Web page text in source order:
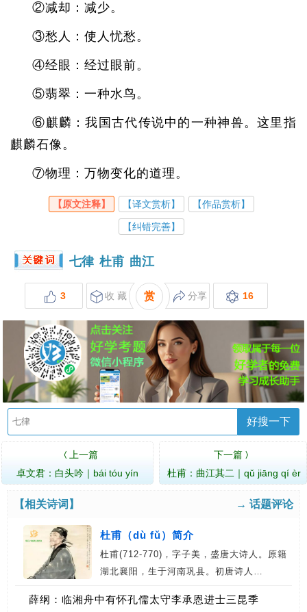
②减却：减少。
③愁人：使人忧愁。
④经眼：经过眼前。
⑤翡翠：一种水鸟。
⑥麒麟：我国古代传说中的一种神兽。这里指
麒麟石像。
⑦物理：万物变化的道理。
【原文注释】 【译文赏析】 【作品赏析】
【纠错完善】
七律 杜甫 曲江
3 收 藏 赏 分享 16
好搜一下
〈
上一篇
卓文君：白头吟｜bái tóu yín
下一篇 〉
杜甫：曲江其二｜qǔ jiāng qí èr
【相关诗词】 → 话题评论
杜甫（dù fǔ）简介
杜甫(712-770)，字子美，盛唐大诗人。原籍
湖北襄阳，生于河南巩县。初唐诗人…
薛纲：临湘舟中有怀孔儒太守李承恩进士三昆季